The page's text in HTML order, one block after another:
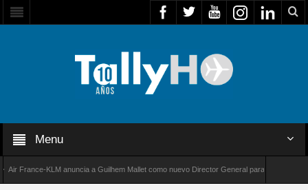
Menu
France-KLM anuncia a Guilhem Mallet como nuevo Director General para América Latina